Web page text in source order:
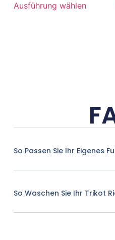
Ausführung wählen
So Passen Sie Ihr Eigenes
So Waschen Sie Ihr Trikot